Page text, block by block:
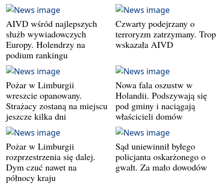
AIVD wśród najlepszych
służb wywiadowczych
Europy. Holendrzy na
podium rankingu
Czwarty podejrzany o
terroryzm zatrzymany. Trop
wskazała AIVD
Pożar w Limburgii
wreszcie opanowany.
Strażacy zostaną na miejscu
jeszcze kilka dni
Nowa fala oszustw w
Holandii. Podszywają się
pod gminy i naciągają
właścicieli domów
Pożar w Limburgii
rozprzestrzenia się dalej.
Dym czuć nawet na
północy kraju
Sąd uniewinnił byłego
policjanta oskarżonego o
gwałt. Za mało dowodów